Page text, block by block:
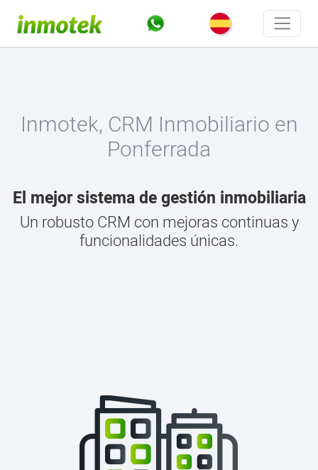
Inmotek, CRM Inmobiliario en
Ponferrada
El mejor sistema de gestión inmobiliaria
Un robusto CRM con mejoras continuas y
funcionalidades únicas.